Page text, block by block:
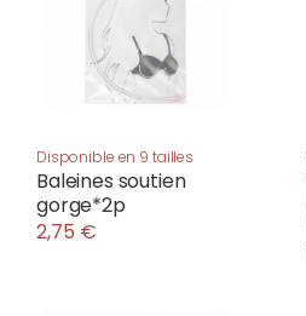
Disponible en 9 tailles
Baleines soutien
gorge*2p
2,75 €